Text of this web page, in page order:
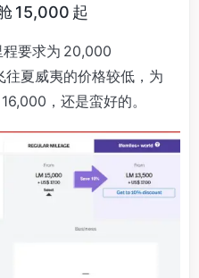
15,000 起
程要求为 20,000
夏威夷的价格较低，为
，还是蛮好的。